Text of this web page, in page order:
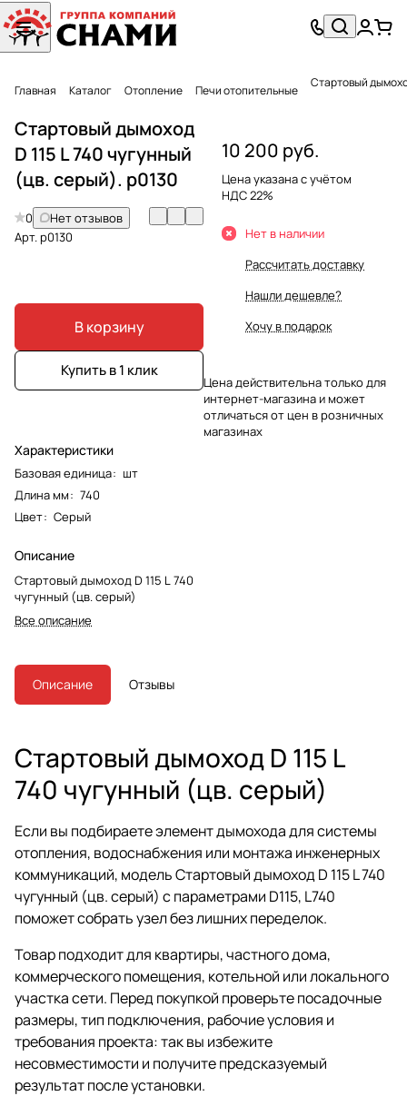
Главная Каталог Отопление Печи отопительные Стартовый
Стартовый дымоход
D 115 L 740 чугунный
(цв. серый). p0130
0
Нет отзывов
Арт.p0130
В корзину
Купить в 1 клик
Характеристики
Базовая единица: шт
Длина мм: 740
Цвет: Серый
Описание
Стартовый дымоход D 115 L 740
чугунный (цв. серый)
Все описание
10 200 руб.
Цена указана с учётом
НДС 22%
Нет в наличии
Рассчитать доставку
Нашли дешевле?
Хочу в подарок
Цена действительна только для
интернет-магазина и может
отличаться от цен в розничных
магазинах
Описание Отзывы
Стартовый дымоход D 115 L
740 чугунный (цв. серый)
Если вы подбираете элемент дымохода для системы
отопления, водоснабжения или монтажа инженерных
коммуникаций, модель Стартовый дымоход D 115 L 740
чугунный (цв. серый) с параметрами D115, L740
поможет собрать узел без лишних переделок.
Товар подходит для квартиры, частного дома,
коммерческого помещения, котельной или локального
участка сети. Перед покупкой проверьте посадочные
размеры, тип подключения, рабочие условия и
требования проекта: так вы избежите
несовместимости и получите предсказуемый
результат после установки.